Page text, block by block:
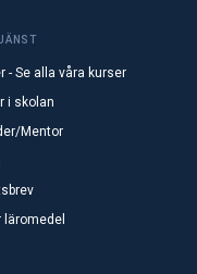
- Se alla våra kurser
i skolan
Mentor
läromedel